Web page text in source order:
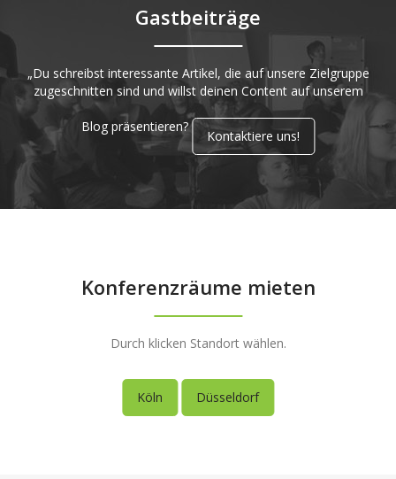
Gastbeiträge
„Du schreibst interessante Artikel, die auf unsere Zielgruppe
zugeschnitten sind und willst deinen Content auf unserem
Blog präsentieren?
Kontaktiere uns!
Konferenzräume mieten
Durch klicken Standort wählen.
Köln Düsseldorf